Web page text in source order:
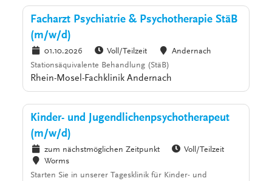
Facharzt Psychiatrie & Psychotherapie StäB
(m/w/d)
01.10.2026 Voll/Teilzeit
Andernach
Stationsäquivalente Behandlung (StäB)
Rhein-Mosel-Fachklinik Andernach
Kinder- und Jugendlichenpsychotherapeut
(m/w/d)
zum nächstmöglichen Zeitpunkt
Voll/Teilzeit
Worms
Starten Sie in unserer Tagesklinik für Kinder- und